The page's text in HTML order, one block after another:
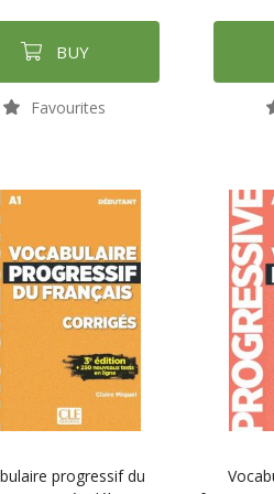
BUY
Favourites
progressif du